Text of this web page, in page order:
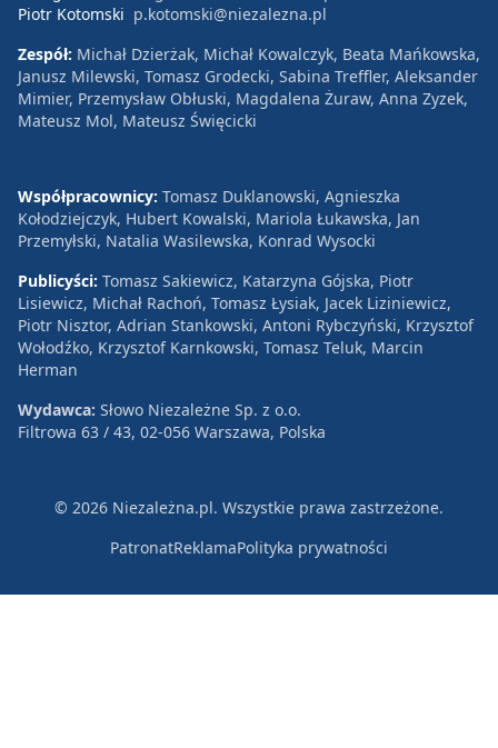
Piotr Kotomski p.kotomski@niezalezna.pl
Zespół: Michał Dzierżak, Michał Kowalczyk, Beata Mańkowska,
Janusz Milewski, Tomasz Grodecki, Sabina Treffler, Aleksander
Mimier, Przemysław Obłuski, Magdalena Żuraw, Anna Zyzek,
Mateusz Mol, Mateusz Święcicki
Współpracownicy: Tomasz Duklanowski, Agnieszka
Kołodziejczyk, Hubert Kowalski, Mariola Łukawska, Jan
Przemyłski, Natalia Wasilewska, Konrad Wysocki
Publicyści: Tomasz Sakiewicz, Katarzyna Gójska, Piotr
Lisiewicz, Michał Rachoń, Tomasz Łysiak, Jacek Liziniewicz,
Piotr Nisztor, Adrian Stankowski, Antoni Rybczyński, Krzysztof
Wołodźko, Krzysztof Karnkowski, Tomasz Teluk, Marcin
Herman
Wydawca: Słowo Niezależne Sp. z o.o.
Filtrowa 63 / 43, 02-056 Warszawa, Polska
© 2026 Niezależna.pl. Wszystkie prawa zastrzeżone.
PatronatReklamaPolityka prywatności